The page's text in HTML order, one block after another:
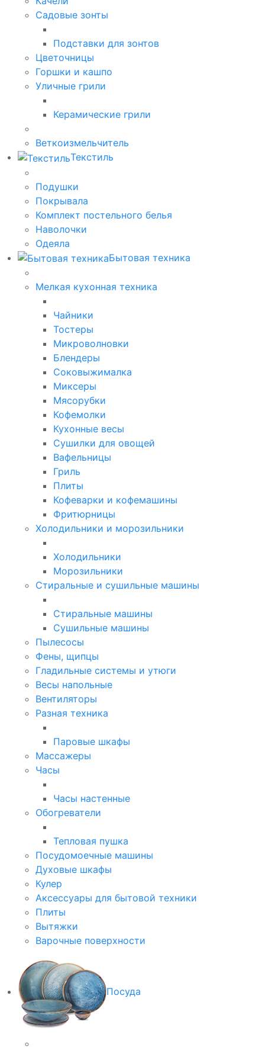
Садовые зонты
Подставки для зонтов
Цветочницы
Горшки и кашпо
Уличные грили
Керамические грили
Веткоизмельчитель
Текстиль
Подушки
Покрывала
Комплект постельного белья
Наволочки
Одеяла
Бытовая техника
Мелкая кухонная техника
Чайники
Тостеры
Микроволновки
Блендеры
Соковыжималка
Миксеры
Мясорубки
Кофемолки
Кухонные весы
Сушилки для овощей
Вафельницы
Гриль
Плиты
Кофеварки и кофемашины
Фритюрницы
Холодильники и морозильники
Холодильники
Морозильники
Стиральные и сушильные машины
Стиральные машины
Сушильные машины
Пылесосы
Фены, щипцы
Гладильные системы и утюги
Весы напольные
Вентиляторы
Разная техника
Паровые шкафы
Массажеры
Часы
Часы настенные
Обогреватели
Тепловая пушка
Посудомоечные машины
Духовые шкафы
Кулер
Аксессуары для бытовой техники
Плиты
Вытяжки
Варочные поверхности
Посуда